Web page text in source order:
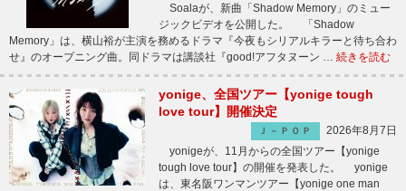
Soalaが、新曲「Shadow Memory」のミュー
ジックビデオを公開した。 「Shadow
Memory」は、横山裕が主演を務めるドラマ『今夜もシリアルキラーと待ち合わ
せ』のオープニング曲。同ドラマは講談社『good!アフタヌーン … 続きを読む
yonige、全国ツアー【yonige tough
love tour】開催決定
Ｊ－ＰＯＰ
2026年8月7日
yonigeが、11月からの全国ツアー【yonige
tough love tour】の開催を発表した。 yonige
は、東名阪ワンマンツアー【yonige one man